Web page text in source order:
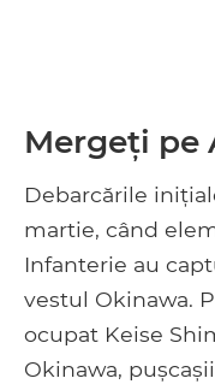
Mergeți pe
Debarcările
martie, când
Infanterie au
vestul Okinawa.
ocupat Keise
Okinawa,